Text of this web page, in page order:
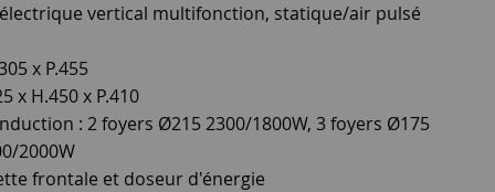
vertical multifonction, statique/air pulsé
x P.455
x H.450 x P.410
: 2 foyers Ø215 2300/1800W, 3 foyers Ø175
2000W
frontale et doseur d'énergie